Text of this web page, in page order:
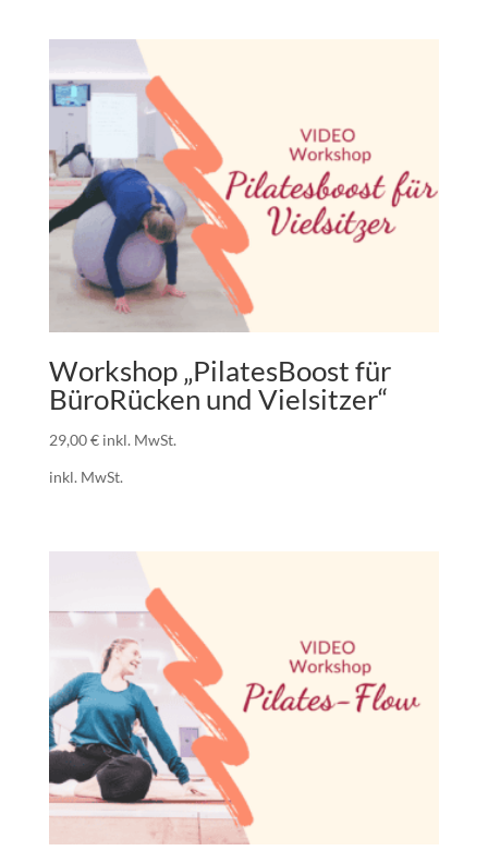
Workshop „PilatesBoost für
BüroRücken und Vielsitzer“
29,00€ inkl. MwSt.
inkl. MwSt.